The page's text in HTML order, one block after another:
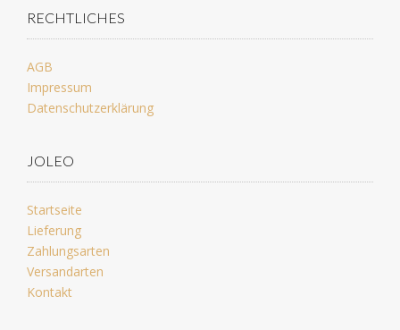
RECHTLICHES
AGB
Impressum
Datenschutzerklärung
JOLEO
Startseite
Lieferung
Zahlungsarten
Versandarten
Kontakt